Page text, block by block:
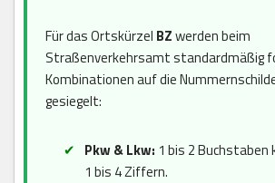
Für das Ortskürzel BZwerden beim
Straßenverkehrsamt standardmäßig
Kombinationen auf die
gesiegelt:
Pkw & Lkw: 1 bis 2
1 bis 4 Ziffern.